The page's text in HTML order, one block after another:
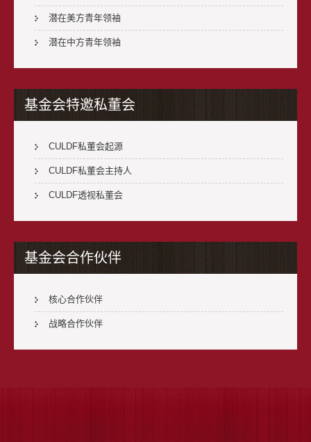
潜在美方青年领袖
潜在中方青年领袖
基金会特邀私董会
CULDF私董会起源
CULDF私董会主持人
CULDF透视私董会
基金会合作伙伴
核心合作伙伴
战略合作伙伴